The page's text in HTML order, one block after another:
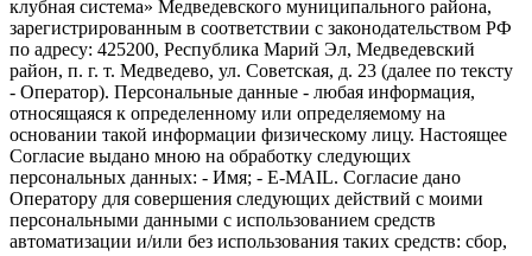
клубная система» Медведевского муниципального района,
зарегистрированным в соответствии с законодательством РФ
по адресу: 425200, Республика Марий Эл, Медведевский
район, п. г. т. Медведево, ул. Советская, д. 23 (далее по тексту
- Оператор). Персональные данные - любая информация,
относящаяся к определенному или определяемому на
основании такой информации физическому лицу. Настоящее
Согласие выдано мною на обработку следующих
персональных данных: - Имя; - E-MAIL. Согласие дано
Оператору для совершения следующих действий с моими
персональными данными с использованием средств
автоматизации и/или без использования таких средств: сбор,